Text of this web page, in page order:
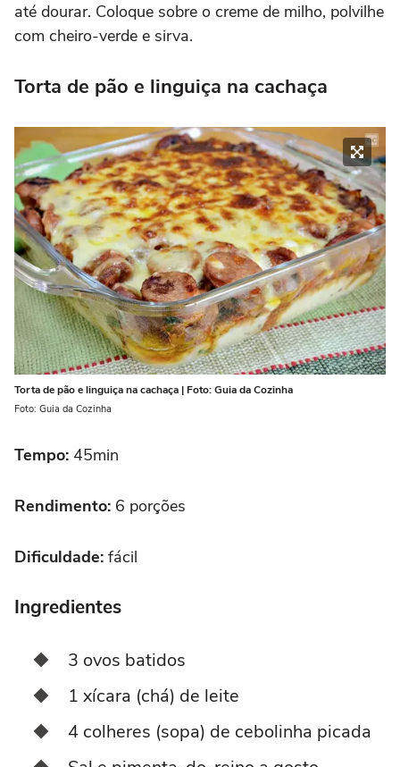
até dourar. Coloque sobre o creme de milho, polvilhe
com cheiro-verde e sirva.
Torta de pão e linguiça na cachaça
Torta de pão e linguiça na cachaça | Foto: Guia da Cozinha
Foto: Guia da Cozinha
Tempo: 45min
Rendimento: 6 porções
Dificuldade: fácil
Ingredientes
3 ovos batidos
1 xícara (chá) de leite
4 colheres (sopa) de cebolinha picada